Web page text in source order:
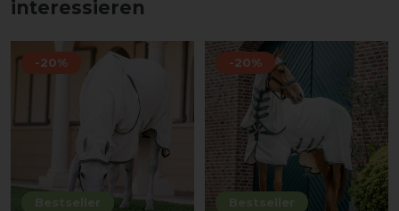
interessieren
Bestseller
-20%
Bestseller
-20%